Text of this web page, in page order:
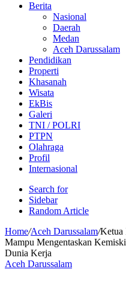
Berita
Nasional
Daerah
Medan
Aceh Darussalam
Pendidikan
Properti
Khasanah
Wisata
EkBis
Galeri
TNI / POLRI
PTPN
Olahraga
Profil
Internasional
Search for
Sidebar
Random Article
Home/Aceh Darussalam/Ketua
Mampu Mengentaskan
Dunia Kerja
Aceh Darussalam